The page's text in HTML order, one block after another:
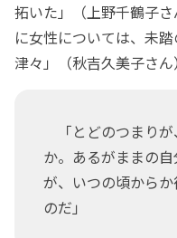
拓いた」（上野千鶴子
に女性については、未
津々」（秋吉久美子さん
「とどのつまりが
か。あるがままの
が、いつの頃から
のだ」